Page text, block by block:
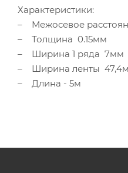
Характеристики:
– Межосевое
– Толщина 0.15мм
– Ширина 1 ряда 7мм
– Ширина ленты
– Длина - 5м